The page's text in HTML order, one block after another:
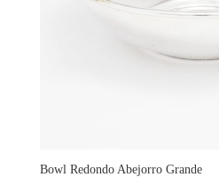
Bowl Redondo Abejorro Grande